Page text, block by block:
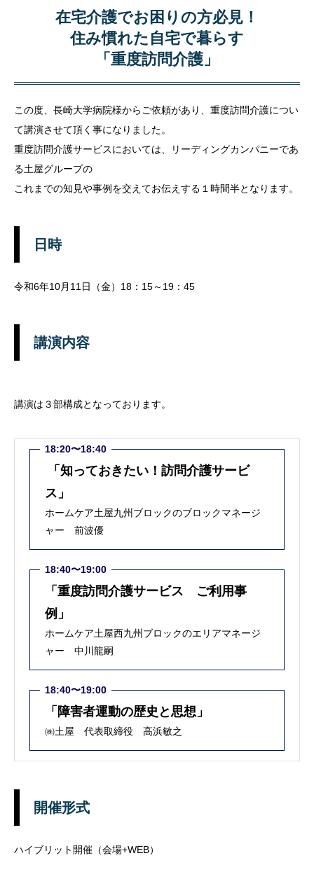
在宅介護でお困りの方必見！
住み慣れた自宅で暮らす
「重度訪問介護」
この度、長崎大学病院様からご依頼があり、重度訪問介護につい
て講演させて頂く事になりました。
重度訪問介護サービスにおいては、リーディングカンパニーであ
る土屋グループの
これまでの知見や事例を交えてお伝えする１時間半となります。
日時
令和6年10月11日（金）18：15～19：45
講演内容
講演は３部構成となっております。
18:20〜18:40
「知っておきたい！訪問介護サービ
ス」
ホームケア土屋九州ブロックのブロックマネージ
ャー 前波優
18:40〜19:00
「重度訪問介護サービス ご利用事
例」
ホームケア土屋西九州ブロックのエリアマネージ
ャー 中川龍嗣
18:40〜19:00
「障害者運動の歴史と思想」
㈱土屋 代表取締役 高浜敏之
開催形式
ハイブリット開催（会場+WEB）